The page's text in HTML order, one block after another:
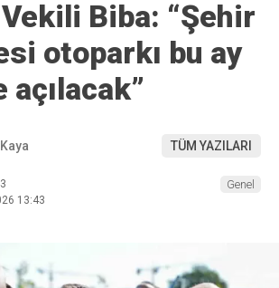
Biba: “Şehir
otoparkı bu ay
TÜM YAZILARI
13:43
Genel